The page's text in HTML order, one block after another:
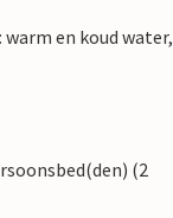
en koud water,
(2